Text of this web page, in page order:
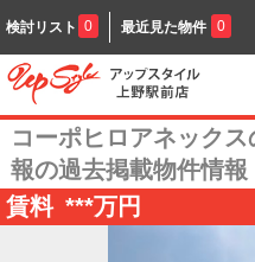
検討リスト 0 最近見た物件 0
コーポヒロアネック
報の過去掲載物件情報
賃料 ***万円